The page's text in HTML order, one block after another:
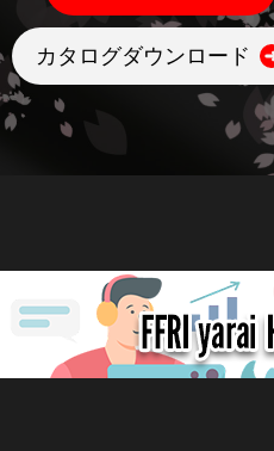
カタログダウンロード